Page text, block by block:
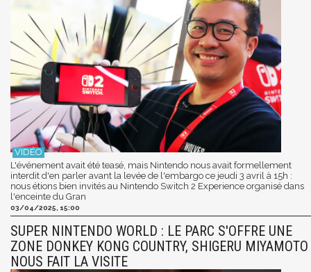
L'événement avait été teasé, mais Nintendo nous avait formellement
interdit d'en parler avant la levée de l'embargo ce jeudi 3 avril à 15h :
nous étions bien invités au Nintendo Switch 2 Experience organisé dans
l'enceinte du Gran
03/04/2025, 15:00
SUPER NINTENDO WORLD : LE PARC S'OFFRE UNE
ZONE DONKEY KONG COUNTRY, SHIGERU MIYAMOTO
NOUS FAIT LA VISITE